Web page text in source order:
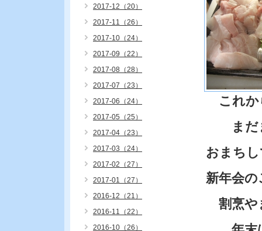
これから
まだま
おまちし
新年会の
割烹やま
2017-12（20）
2017-11（26）
2017-10（24）
2017-09（22）
2017-08（28）
2017-07（23）
2017-06（24）
2017-05（25）
2017-04（23）
2017-03（24）
2017-02（27）
2017-01（27）
2016-12（21）
2016-11（22）
2016-10（26）